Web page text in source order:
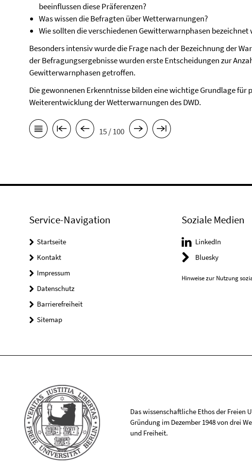
beeinflussen diese Präferenzen?
Was wissen die Befragten über Wetterwarnungen?
Wie sollten die verschiedenen Gewitterwarnphasen bezeichnet
Besonders intensiv wurde die Frage nach der Bezeichnung der
der Befragungsergebnisse wurden erste Entscheidungen zur
Gewitterwarnphasen getroffen.
Die gewonnenen Erkenntnisse bilden eine wichtige Grundlage für
Weiterentwicklung der Wetterwarnungen des DWD.
15 / 100
Service-Navigation
Startseite
Kontakt
Impressum
Datenschutz
Barrierefreiheit
Sitemap
Soziale Medien
LinkedIn
Bluesky
Hinweise zur Nutzung
Das wissenschaftliche Ethos der Freien
Gründung im Dezember 1948 von drei
und Freiheit.